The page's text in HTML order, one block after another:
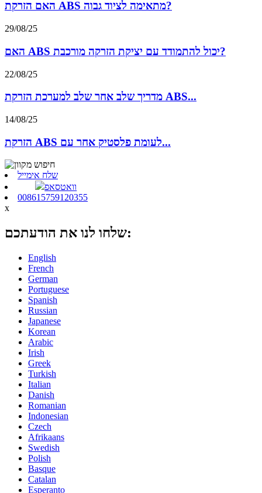
האם הזרקת ABS מתאימה לציוד גבוה?
29/08/25
האם ABS יכול להתמודד עם יציקת הזרקה מורכבת?
22/08/25
מדריך שלב אחר שלב למערכת הזרקת ABS...
14/08/25
הזרקת ABS לעומת פלסטיק אחר עם...
שלח אימייל
וואטסאפ
008615759120355
x
שלחו לנו את הודעתכם:
English
French
German
Portuguese
Spanish
Russian
Japanese
Korean
Arabic
Irish
Greek
Turkish
Italian
Danish
Romanian
Indonesian
Czech
Afrikaans
Swedish
Polish
Basque
Catalan
Esperanto